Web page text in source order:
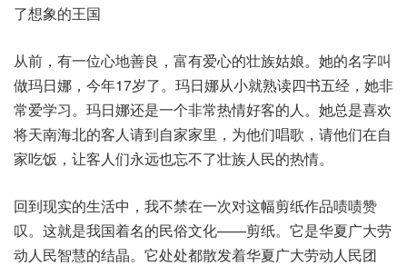
了想象的王国
从前，有一位心地善良，富有爱心的壮族姑娘。她的名字叫
做玛日娜，今年17岁了。玛日娜从小就熟读四书五经，她非
常爱学习。玛日娜还是一个非常热情好客的人。她总是喜欢
将天南海北的客人请到自家家里，为他们唱歌，请他们在自
家吃饭，让客人们永远也忘不了壮族人民的热情。
回到现实的生活中，我不禁在一次对这幅剪纸作品啧啧赞
叹。这就是我国着名的民俗文化——剪纸。它是华夏广大劳
动人民智慧的结晶。它处处都散发着华夏广大劳动人民团